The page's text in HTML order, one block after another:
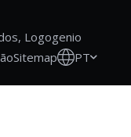
Logogenio
Sitemap PT